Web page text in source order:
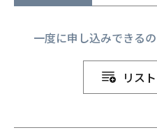
一度に申し込みできる
リス